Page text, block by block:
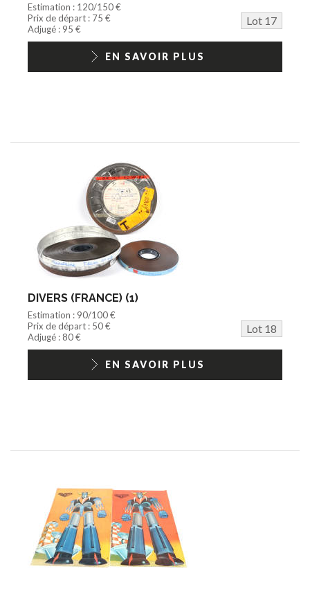
Estimation : 120/150 €
Prix de départ : 75 €
Lot 17
Adjugé : 95 €
EN SAVOIR PLUS
DIVERS (FRANCE) (1)
Estimation : 90/100 €
Prix de départ : 50 €
Lot 18
Adjugé : 80 €
EN SAVOIR PLUS